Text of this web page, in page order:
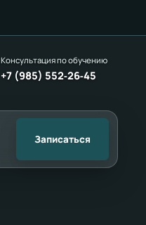
Консультация по обучению
+7 (985) 552‑26‑45
Записаться